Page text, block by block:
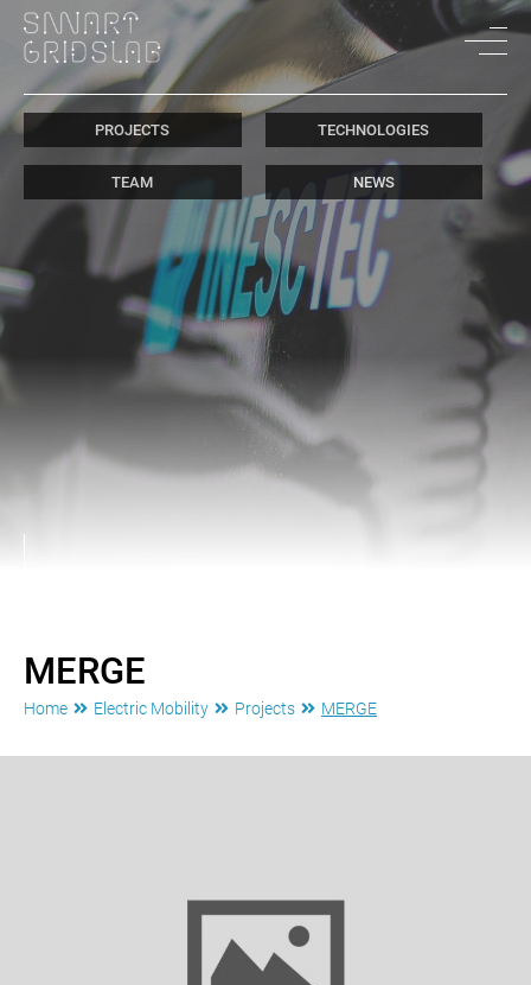
PROJECTS TECHNOLOGIES
TEAM NEWS
MERGE
Home Electric Mobility Projects MERGE